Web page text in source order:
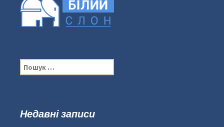
#PipIvanToday
П
о
:Недавні записи